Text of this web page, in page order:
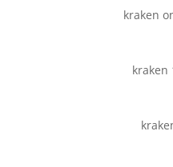
kraken
kraken